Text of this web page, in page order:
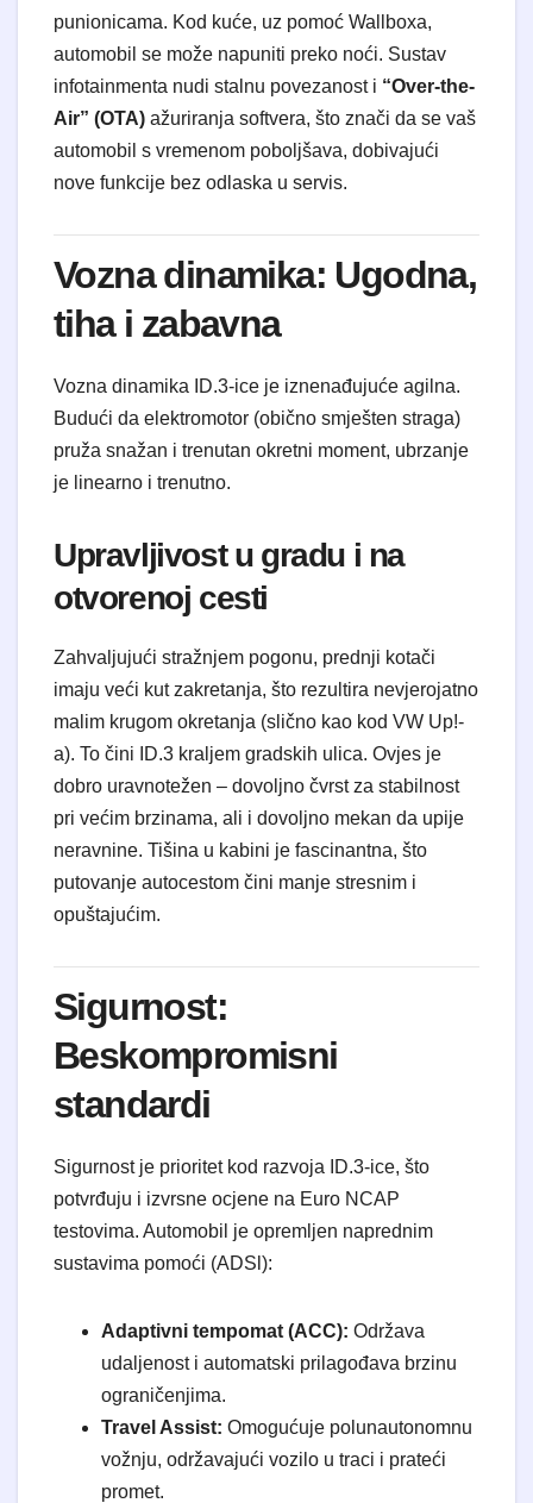
punionicama. Kod kuće, uz pomoć Wallboxa,
automobil se može napuniti preko noći. Sustav
infotainmenta nudi stalnu povezanost i “Over-the-
Air” (OTA) ažuriranja softvera, što znači da se vaš
automobil s vremenom poboljšava, dobivajući
nove funkcije bez odlaska u servis.
Vozna dinamika: Ugodna,
tiha i zabavna
Vozna dinamika ID.3-ice je iznenađujuće agilna.
Budući da elektromotor (obično smješten straga)
pruža snažan i trenutan okretni moment, ubrzanje
je linearno i trenutno.
Upravljivost u gradu i na
otvorenoj cesti
Zahvaljujući stražnjem pogonu, prednji kotači
imaju veći kut zakretanja, što rezultira nevjerojatno
malim krugom okretanja (slično kao kod VW Up!-
a). To čini ID.3 kraljem gradskih ulica. Ovjes je
dobro uravnotežen – dovoljno čvrst za stabilnost
pri većim brzinama, ali i dovoljno mekan da upije
neravnine. Tišina u kabini je fascinantna, što
putovanje autocestom čini manje stresnim i
opuštajućim.
Sigurnost:
Beskompromisni
standardi
Sigurnost je prioritet kod razvoja ID.3-ice, što
potvrđuju i izvrsne ocjene na Euro NCAP
testovima. Automobil je opremljen naprednim
sustavima pomoći (ADSl):
Adaptivni tempomat (ACC): Održava
udaljenost i automatski prilagođava brzinu
ograničenjima.
Travel Assist: Omogućuje polunautonomnu
vožnju, održavajući vozilo u traci i prateći
promet.